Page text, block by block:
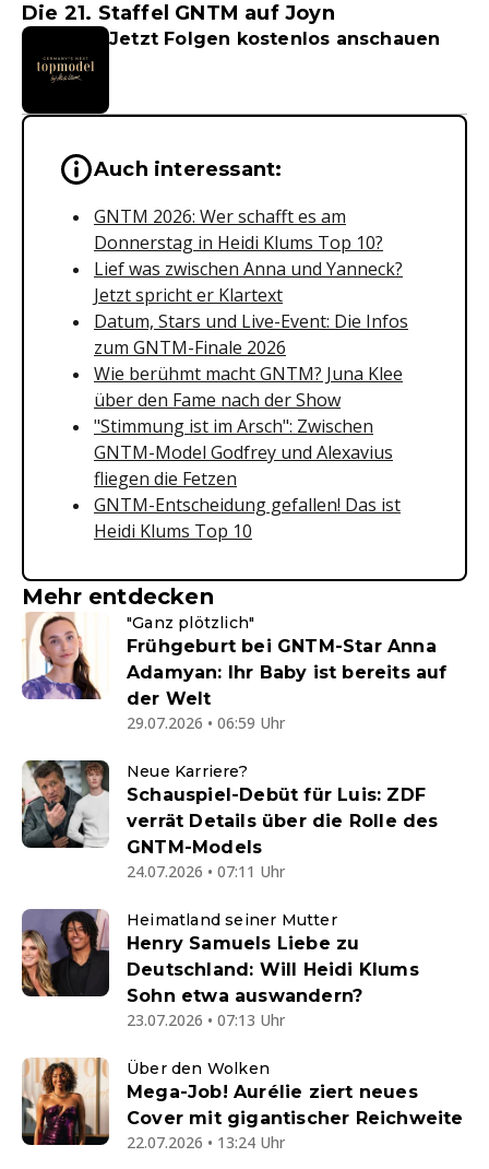
Die 21. Staffel GNTM auf Joyn
Jetzt Folgen kostenlos anschauen
Wichtige Hinweise &
Auch interessant:
GNTM 2026: Wer schafft es am
Donnerstag in Heidi Klums Top 10?
Lief was zwischen Anna und Yanneck?
Jetzt spricht er Klartext
Datum, Stars und Live-Event: Die Infos
zum GNTM-Finale 2026
Wie berühmt macht GNTM? Juna Klee
über den Fame nach der Show
"Stimmung ist im Arsch": Zwischen
GNTM-Model Godfrey und Alexavius
fliegen die Fetzen
GNTM-Entscheidung gefallen! Das ist
Heidi Klums Top 10
Mehr entdecken
"Ganz plötzlich"
Frühgeburt bei GNTM-Star Anna
Adamyan: Ihr Baby ist bereits auf
der Welt
29.07.2026 • 06:59 Uhr
Neue Karriere?
Schauspiel-Debüt für Luis: ZDF
verrät Details über die Rolle des
GNTM-Models
24.07.2026 • 07:11 Uhr
Heimatland seiner Mutter
Henry Samuels Liebe zu
Deutschland: Will Heidi Klums
Sohn etwa auswandern?
23.07.2026 • 07:13 Uhr
Über den Wolken
Mega-Job! Aurélie ziert neues
Cover mit gigantischer Reichweite
22.07.2026 • 13:24 Uhr